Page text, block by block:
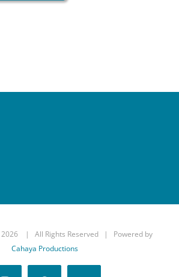
2026 | All Rights Reserved | Powered by
Cahaya Productions